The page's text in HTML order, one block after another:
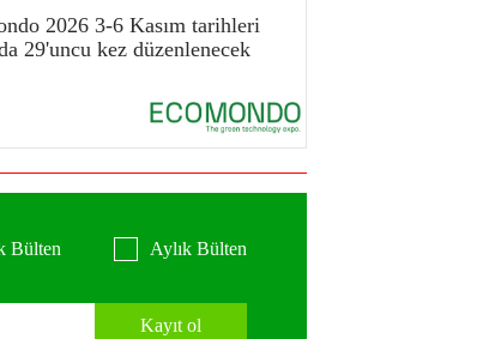
2026 3-6 Kasım tarihleri
29'uncu kez düzenlenecek
Bülten Aylık Bülten
Kayıt ol